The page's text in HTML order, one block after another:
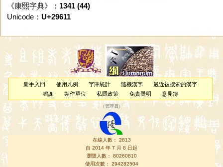
《康熙字典》： 1341 (44)
Unicode： U+29611
新手入門 使用凡例 字庫統計 隨機漢字
最近被搜索的漢字
鳴謝
製作單位 私隱政策 免責聲明 意見簿
（管理員 ）
在線人數： 2813
自 2014 年 7 月 8 日起
瀏覽人數： 80260810
使用次數： 294282504